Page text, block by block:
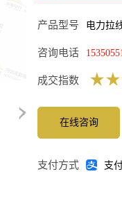
产品型号 电力拉
咨询电话
成交指数
在线咨询
支付方式 支